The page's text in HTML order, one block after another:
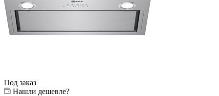
Под заказ
Нашли дешевле?